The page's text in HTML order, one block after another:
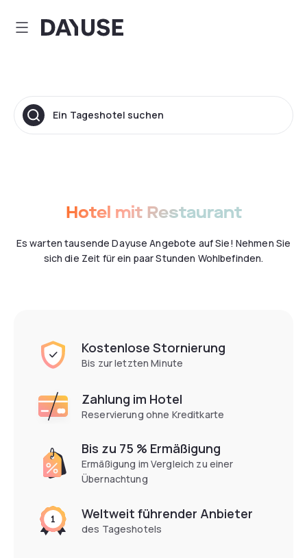
Dayuse
Ein Tageshotel suchen
Hotel mit Restaurant
Es warten tausende Dayuse Angebote auf Sie! Nehmen Sie
sich die Zeit für ein paar Stunden Wohlbefinden.
Kostenlose Stornierung
Bis zur letzten Minute
Zahlung im Hotel
Reservierung ohne Kreditkarte
Bis zu 75 % Ermäßigung
Ermäßigung im Vergleich zu einer
Übernachtung
Weltweit führender Anbieter
des Tageshotels